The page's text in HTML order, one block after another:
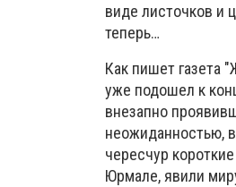
виде листочков и
теперь…
Как пишет газета
уже подошел к
внезапно
неожиданностью,
чересчур
Юрмале, явили